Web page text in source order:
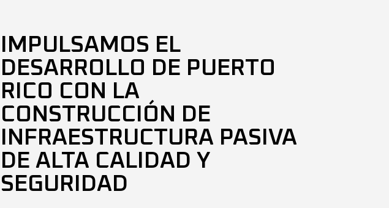
IMPULSAMOS EL
DESARROLLO DE PUERTO
RICO CON LA
CONSTRUCCIÓN DE
INFRAESTRUCTURA PASIVA
DE ALTA CALIDAD Y
SEGURIDAD